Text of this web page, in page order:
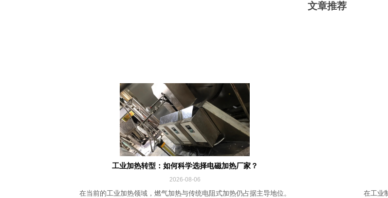
文章推荐
工业加热转型：如何科学选择电磁加热厂家？
2026-08-06
在当前的工业加热领域，燃气加热与传统电阻式加热仍占据主导地位。
在工业